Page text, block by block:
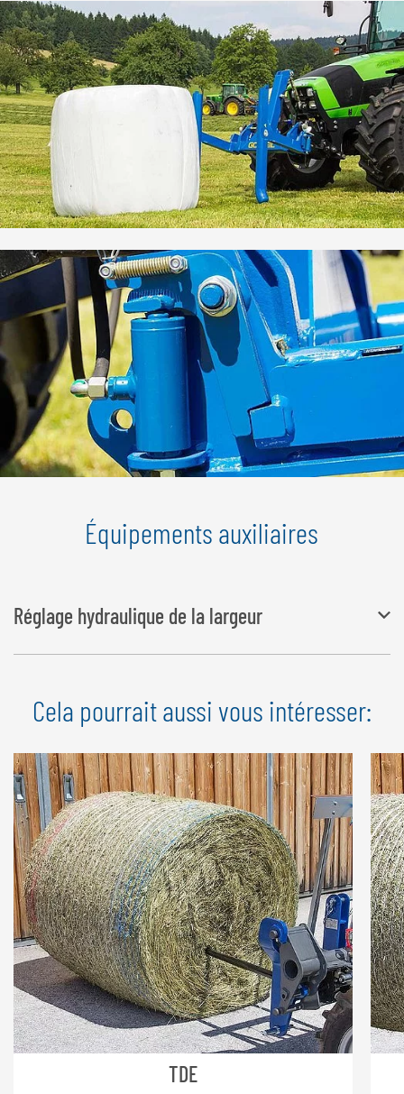
Équipements auxiliaires
Réglage hydraulique de la largeur
hydrauliques
Raccord hydraulique à double effet requis
Cela pourrait aussi vous intéresser:
TDE